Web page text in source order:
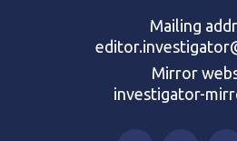
Mailing
Mirror
investigator-